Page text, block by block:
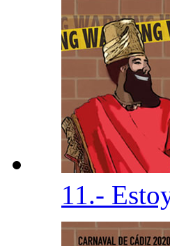
11.-